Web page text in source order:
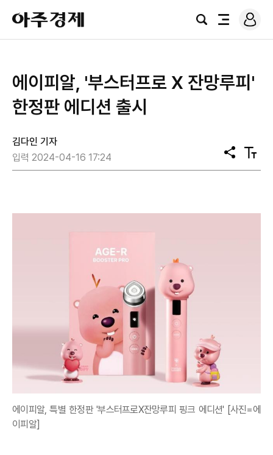
아
주
경
검
전
로
그
에이피알, '부스터프로 X 잔망루피'
한정판 에디션 출시
김다인 기자
입력 2024-04-16 17:24
공
유
텍
스
에이피알, 특별 한정판 '부스터프로X잔망루피 핑크 에디션' [사진=에
이피알]